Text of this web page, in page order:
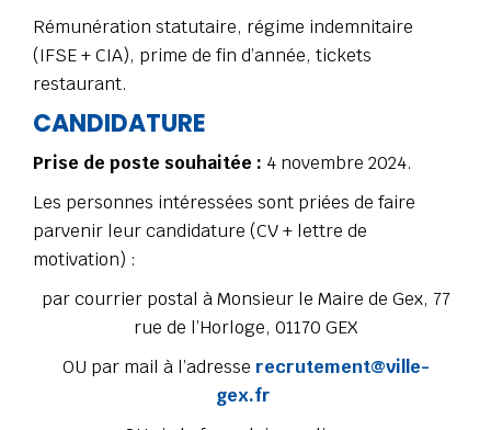
Rémunération statutaire, régime indemnitaire
(IFSE + CIA), prime de fin d’année, tickets
restaurant.
CANDIDATURE
Prise de poste souhaitée : 4 novembre 2024.
Les personnes intéressées sont priées de faire
parvenir leur candidature (CV + lettre de
motivation) :
par courrier postal à Monsieur le Maire de Gex, 77
rue de l’Horloge, 01170 GEX
OU par mail à l’adresse recrutement@ville-
gex.fr